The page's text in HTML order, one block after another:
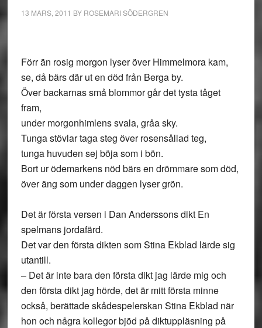
13 MARS, 2011 BY ROSEMARI SÖDERGREN
Förr än rosig morgon lyser över Himmelmora kam,
se, då bärs där ut en död från Berga by.
Över backarnas små blommor går det tysta tåget
fram,
under morgonhimlens svala, gråa sky.
Tunga stövlar taga steg över rosensållad teg,
tunga huvuden sej böja som i bön.
Bort ur ödemarkens nöd bärs en drömmare som död,
över äng som under daggen lyser grön.
Det är första versen i Dan Anderssons dikt En
spelmans jordafärd.
Det var den första dikten som Stina Ekblad lärde sig
utantill.
– Det är inte bara den första dikt jag lärde mig och
den första dikt jag hörde, det är mitt första minne
också, berättade skådespelerskan Stina Ekblad när
hon och några kollegor bjöd på diktuppläsning på